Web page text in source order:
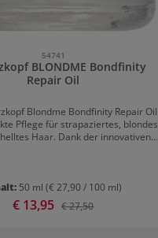
54741
BLONDME Bondfinity
Repair Oil
Blondme Bondfinity Repair Oil
Pflege für strapaziertes, blondes
Haar. Dank der innovativen
Haarbruch, schützt das haareigene
macht das Haar bereits nach der
stärker. Intensive Reparatur
50 ml (€ 27,90 / 100 ml)
Verkaufspreis:
€ 13,95 Regulärer Preis:
€ 27,50